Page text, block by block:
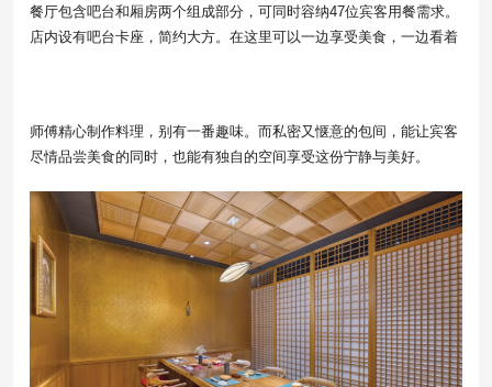
餐厅包含吧台和厢房两个组成部分，可同时容纳47位宾客用餐需求。
店内设有吧台卡座，简约大方。在这里可以一边享受美食，一边看着
师傅精心制作料理，别有一番趣味。而私密又惬意的包间，能让宾客
尽情品尝美食的同时，也能有独自的空间享受这份宁静与美好。